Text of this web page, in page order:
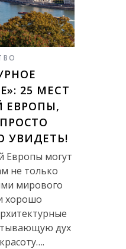
25 МЕСТ
ЕВРОПЫ,
УВИДЕТЬ!
Европы могут
не только
мирового
хорошо
дух